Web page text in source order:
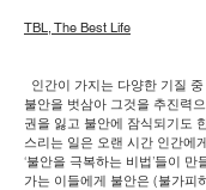
TBL, The Best Life
인간이 가지는 다양한 기질
불안을 벗삼아 그것을 추진력
권을 잃고 불안에 잠식되기도
스리는 일은 오랜 시간 인간에
‘불안을 극복하는 비법’들이
가는 이들에게 불안은 (불가피